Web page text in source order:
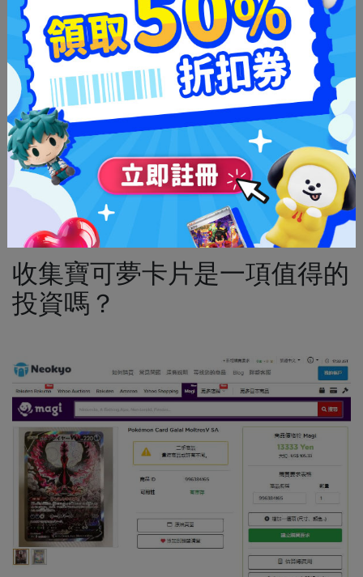
寶可夢增效盒
副牌
VStars
查看更多寶可夢集換式卡牌游戲搜索結果
Neokyo的客戶包括許多日文寶可夢卡片和其他集換
式卡牌游戲收藏者。所以，不要猶豫了，在日本市場
進行搜索，相信Neokyo會助您購買和全球運輸。
收集寶可夢卡片是一項值得的
投資嗎？